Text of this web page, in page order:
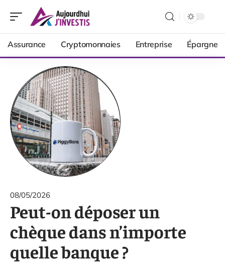
Assurance Cryptomonnaies Entreprise Épargne
08/05/2026
Peut-on déposer un
chèque dans n’importe
quelle banque ?